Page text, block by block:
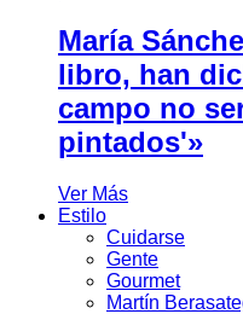
María
libro, han
campo no
pintados'»
Ver Más
Estilo
Cuidarse
Gente
Gourmet
Martín